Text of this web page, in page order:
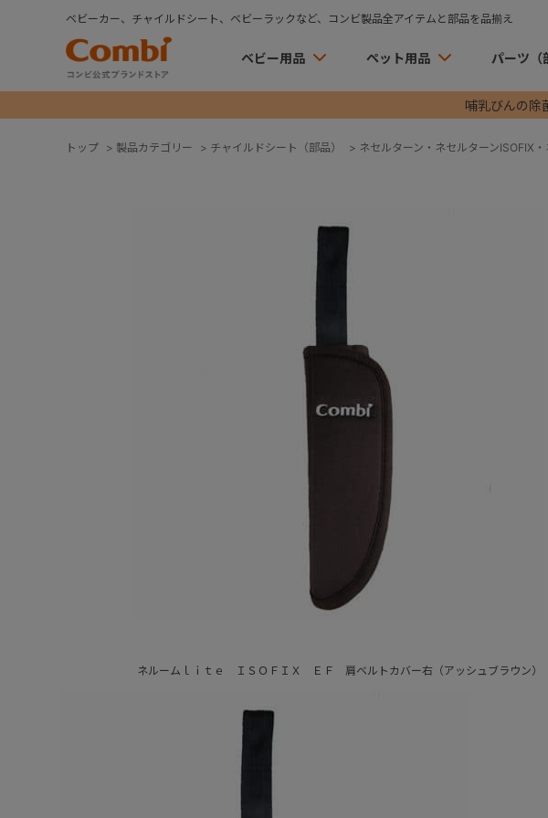
ベビーカー、チャイルドシート、ベビーラックなど、コンビ製品全アイテムと部品を品揃え
ベビー用品 ペット用品 パーツ（
哺乳びんの除
トップ > 製品カテゴリー > チャイルドシート（部品） > ネセルターン・ネセルターンISOFIX
ネルームｌｉｔｅ ＩＳＯＦＩＸ ＥＦ 肩ベルトカバー右（アッシュブラウン）